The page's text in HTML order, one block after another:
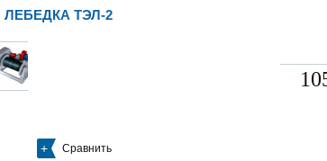
приобрести (в наличии на складе) тележку гидравлическую AS
склад насосов
otoplenie/calpeda-mxh-203e
наценки!
ТЭЛ-2
Сравнить